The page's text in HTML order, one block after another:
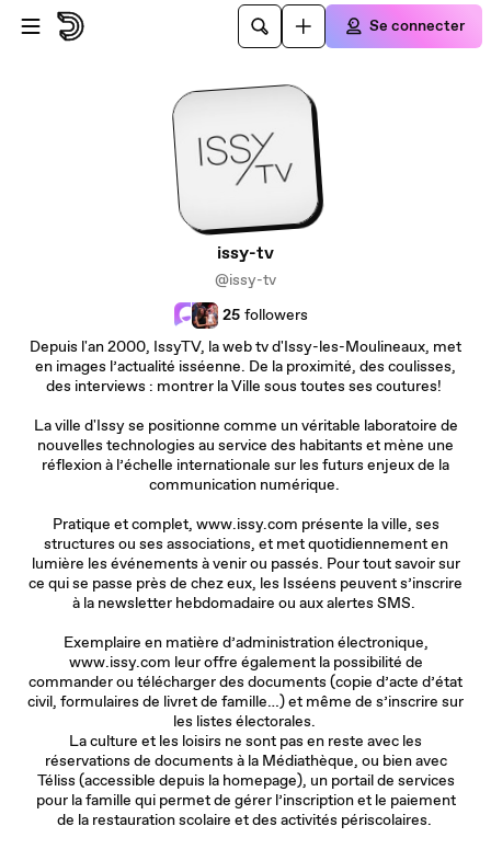
Passer au contenu principal
Se connecter
issy-tv
@issy-tv
25 followers
Depuis l'an 2000, IssyTV, la web tv d'Issy-les-Moulineaux, met
en images l’actualité isséenne. De la proximité, des coulisses,
des interviews : montrer la Ville sous toutes ses coutures!
La ville d'Issy se positionne comme un véritable laboratoire de
nouvelles technologies au service des habitants et mène une
réflexion à l’échelle internationale sur les futurs enjeux de la
communication numérique.
Pratique et complet, www.issy.com présente la ville, ses
structures ou ses associations, et met quotidiennement en
lumière les événements à venir ou passés. Pour tout savoir sur
ce qui se passe près de chez eux, les Isséens peuvent s’inscrire
à la newsletter hebdomadaire ou aux alertes SMS.
Exemplaire en matière d’administration électronique,
www.issy.com leur offre également la possibilité de
commander ou télécharger des documents (copie d’acte d’état
civil, formulaires de livret de famille…) et même de s’inscrire sur
les listes électorales.
La culture et les loisirs ne sont pas en reste avec les
réservations de documents à la Médiathèque, ou bien avec
Téliss (accessible depuis la homepage), un portail de services
pour la famille qui permet de gérer l’inscription et le paiement
de la restauration scolaire et des activités périscolaires.